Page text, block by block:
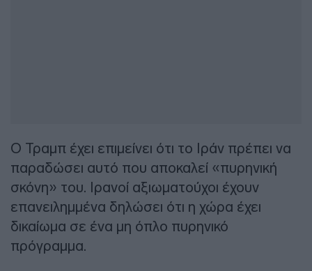
Ο Τραμπ έχει επιμείνει ότι το Ιράν πρέπει να
παραδώσει αυτό που αποκαλεί «πυρηνική
σκόνη» του. Ιρανοί αξιωματούχοι έχουν
επανειλημμένα δηλώσει ότι η χώρα έχει
δικαίωμα σε ένα μη όπλο πυρηνικό
πρόγραμμα.